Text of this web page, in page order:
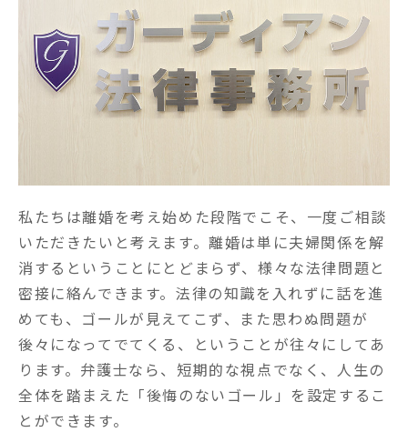
私たちは離婚を考え始めた段階でこそ、一度ご相談
いただきたいと考えます。離婚は単に夫婦関係を解
消するということにとどまらず、様々な法律問題と
密接に絡んできます。法律の知識を入れずに話を進
めても、ゴールが見えてこず、また思わぬ問題が
後々になってでてくる、ということが往々にしてあ
ります。弁護士なら、短期的な視点でなく、人生の
全体を踏まえた「後悔のないゴール」を設定するこ
とができます。